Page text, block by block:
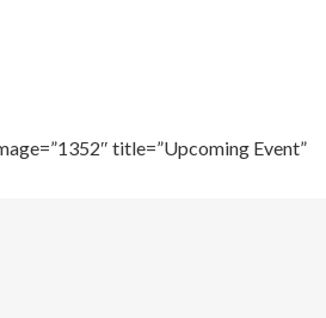
title=”Upcoming Event”